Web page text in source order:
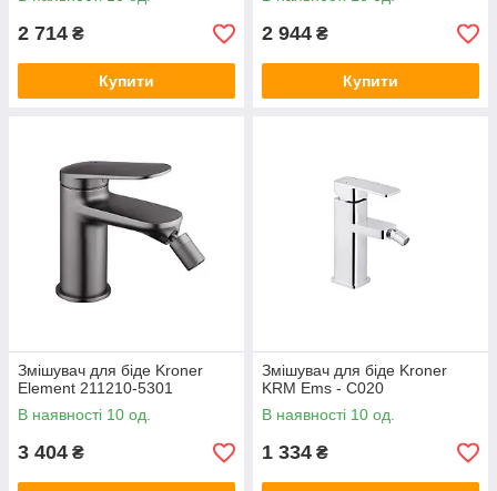
2 714 ₴
Купити
2 944 ₴
Купити
Змішувач для біде Kroner
Element 211210-5301
В наявності 10 од.
3 404 ₴
Змішувач для біде Kroner
KRM Ems - C020
В наявності 10 од.
1 334 ₴